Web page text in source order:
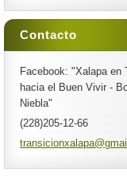
Contacto
Facebook: "Xalapa en
hacia el Buen Vivir -
Niebla"
(228)205-12-66
transicionxalapa